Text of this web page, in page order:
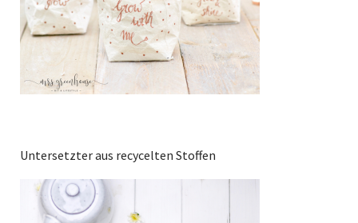
Untersetzter aus recycelten Stoffen